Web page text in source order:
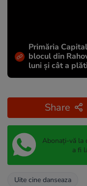
Primăria
blocul din
luni și cât a
Share
Abonați-vă la
a fi
Uite cine danseaza